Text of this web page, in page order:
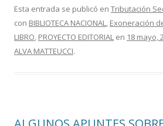
e
b
o
itt
er
m
p
Esta entrada se publicó en Tributación
con BIBLIOTECA NACIONAL, Exoneración
LIBRO, PROYECTO EDITORIAL en 18 mayo,
ALVA MATTEUCCI.